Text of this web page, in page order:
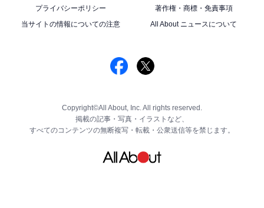
プライバシーポリシー
著作権・商標・免責事項
当サイトの情報についての注意
All About ニュースについて
Copyright©All About, Inc. All rights reserved.
掲載の記事・写真・イラストなど、
すべてのコンテンツの無断複写・転載・公衆送信等を禁じます。